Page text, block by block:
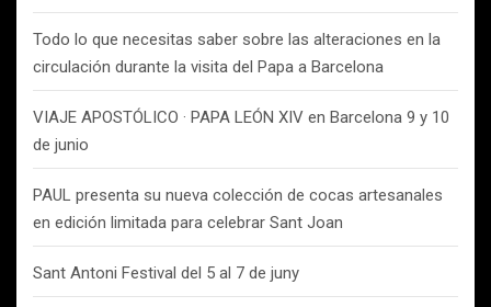
Todo lo que necesitas saber sobre las alteraciones en la
circulación durante la visita del Papa a Barcelona
VIAJE APOSTÓLICO · PAPA LEÓN XIV en Barcelona 9 y 10
de junio
PAUL presenta su nueva colección de cocas artesanales
en edición limitada para celebrar Sant Joan
Sant Antoni Festival del 5 al 7 de juny